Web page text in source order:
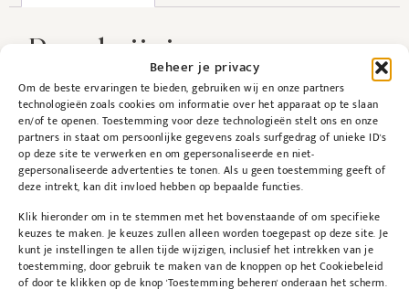
Beheer je privacy
Om de beste ervaringen te bieden, gebruiken wij en onze partners
technologieën zoals cookies om informatie over het apparaat op te slaan
en/of te openen. Toestemming voor deze technologieën stelt ons en onze
partners in staat om persoonlijke gegevens zoals surfgedrag of unieke ID's
op deze site te verwerken en om gepersonaliseerde en niet-
gepersonaliseerde advertenties te tonen. Als u geen toestemming geeft of
deze intrekt, kan dit invloed hebben op bepaalde functies.
Klik hieronder om in te stemmen met het bovenstaande of om specifieke
keuzes te maken. Je keuzes zullen alleen worden toegepast op deze site. Je
kunt je instellingen te allen tijde wijzigen, inclusief het intrekken van je
toestemming, door gebruik te maken van de knoppen op het Cookiebeleid
of door te klikken op de knop 'Toestemming beheren' onderaan het scherm.
Beschrijving
Verzachtende en revitaliserende bodycrème
voor een zijdezachte huid
Er gaat niets boven het gevoel van zachte
huid. Rebiome ReVitalize voedt de huid
intensief, herstelt en brengt balans aan in een
doffe, droge en geïrriteerde huid. De niet-
vette, snel absorberende formule is verrijkt
met luxe natuurlijke oliën die de huid zacht